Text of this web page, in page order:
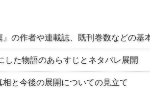
』の作者や連載誌、既刊巻数などの基
した物語のあらすじとネタバレ展開
と今後の展開についての見立て